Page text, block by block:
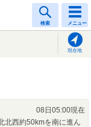
検索 メニュー
現在地
08日05:00現在
北西約50kmを南に進ん